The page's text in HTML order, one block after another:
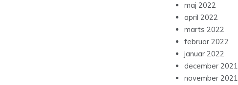
maj 2022
april 2022
marts 2022
februar 2022
januar 2022
december 2021
november 2021